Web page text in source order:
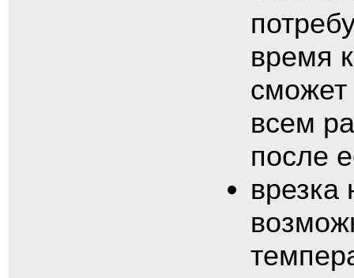
время
сможет
всем
после
врезка